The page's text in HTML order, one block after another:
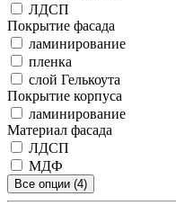
ЛДСП
Покрытие фасада
ламинирование
пленка
слой Гелькоута
Покрытие корпуса
ламинирование
Материал фасада
ЛДСП
МДФ
Все опции (4)